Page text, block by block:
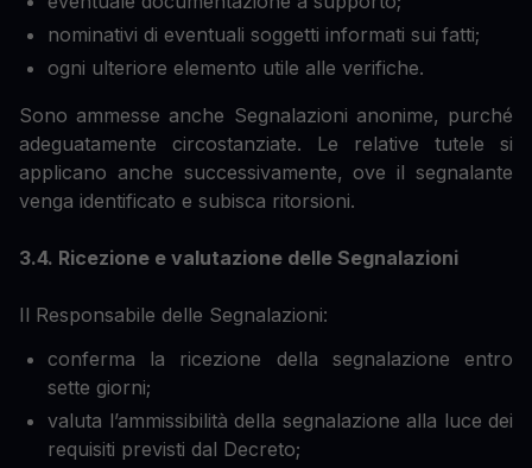
nominativi di eventuali soggetti informati sui fatti;
ogni ulteriore elemento utile alle verifiche.
Sono ammesse anche Segnalazioni anonime, purché
adeguatamente circostanziate. Le relative tutele si
applicano anche successivamente, ove il segnalante
venga identificato e subisca ritorsioni.
3.4. Ricezione e valutazione delle Segnalazioni
Il Responsabile delle Segnalazioni:
conferma la ricezione della segnalazione entro
sette giorni;
valuta l’ammissibilità della segnalazione alla luce dei
requisiti previsti dal Decreto;